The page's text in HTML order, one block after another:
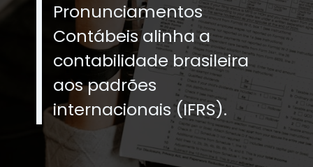
Pronunciamentos
Contábeis alinha a
contabilidade brasileira
aos padrões
internacionais (IFRS).